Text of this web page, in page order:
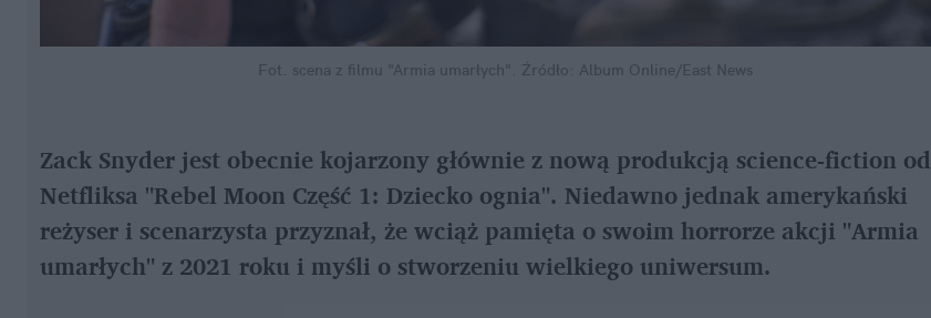
Fot. scena z filmu "Armia umarłych". Źródło: Album Online/East News
Zack Snyder jest obecnie kojarzony głównie z nową produkcją science-fiction od
Netfliksa "Rebel Moon Część 1: Dziecko ognia". Niedawno jednak amerykański
reżyser i scenarzysta przyznał, że wciąż pamięta o swoim horrorze akcji "Armia
umarłych" z 2021 roku i myśli o stworzeniu wielkiego uniwersum.